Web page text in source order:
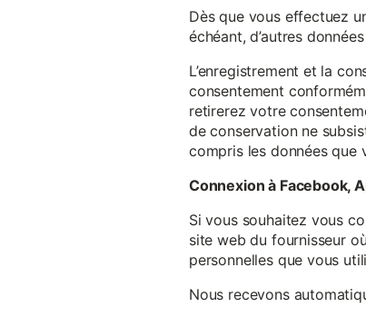
Dès que vous effectuez
échéant, d’autres
L’enregistrement et la
consentement
retirerez votre
de conservation ne
compris les données que
Connexion à Facebook,
Si vous souhaitez vous
site web du fournisseur
personnelles que vous
Nous recevons